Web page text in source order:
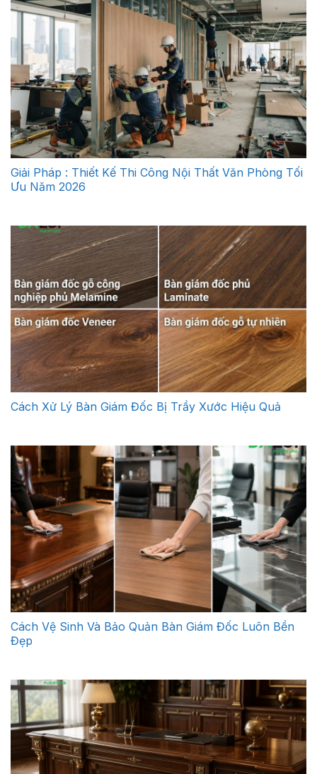
Giải Pháp : Thiết Kế Thi Công Nội Thất Văn Phòng Tối
Ưu Năm 2026
Cách Xử Lý Bàn Giám Đốc Bị Trầy Xước Hiệu Quả
Cách Vệ Sinh Và Bảo Quản Bàn Giám Đốc Luôn Bền
Đẹp